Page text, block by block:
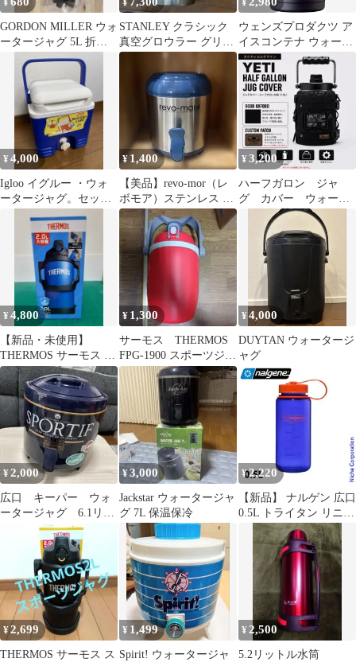
¥
GORDON MILLER ウォ
ータージャグ 5L 折り
たたみ
¥
STANLEY クラシック
真空グロウラー グリー
ン 1.9L
¥
ウェンズプロダクツ ア
イスコンテナ ウォータ
ージャグ 1.9L
¥4,000
Igloo イグルー ・ウォ
ータージャグ。セット
売りできます。コメン
ト下さいませ
¥ 1,400
【美品】revo-mor（レ
ボモア）ステンレス ウ
ォータージャグ 保冷 保
温
¥3,200
ハーフガロン ジャ
グ カバー ウォータ
ー YETI タクティカ
ル UNIT04
¥4,800
【新品・未使用】
THERMOS サーモス ス
ポーツジャグ 2.0L
¥ 1,300
サーモス THERMOS
FPG-1900 スポーツジャ
グ
¥4,000
DUYTAN ウォータージ
ャグ
¥2,000
広口 キーパー ウォ
ータージャグ 6.1リッ
¥3,000
Jackstar ウォータージャ
グ 7L 保温保冷
¥2,220
【新品】 ナルゲン 広口
0.5L トライタン リニュ
ー 91613 アウトドア キ
ャンプ ボトル パーウィ
ンクル 0.5L 広口 水筒
ウォーターボトル 常温
パッキンレス
¥2,699
THERMOS サーモス ス
¥ 1,499
Spirit! ウォータージャ
¥ 2,500
5.2リットル水筒